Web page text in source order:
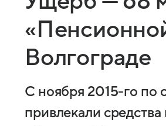
Волгограде
С ноября 2015-го по
привлекали